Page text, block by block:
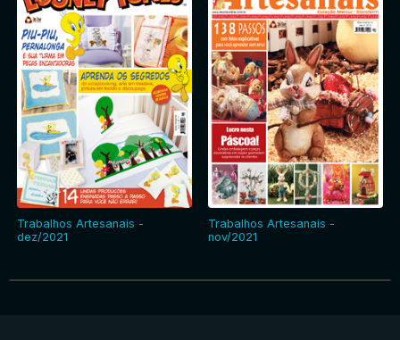
Trabalhos Artesanais -
dez/2021
Trabalhos Artesanais -
nov/2021